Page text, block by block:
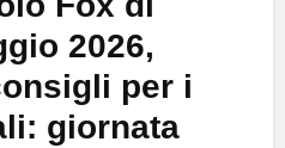
2026,
per i
giornata